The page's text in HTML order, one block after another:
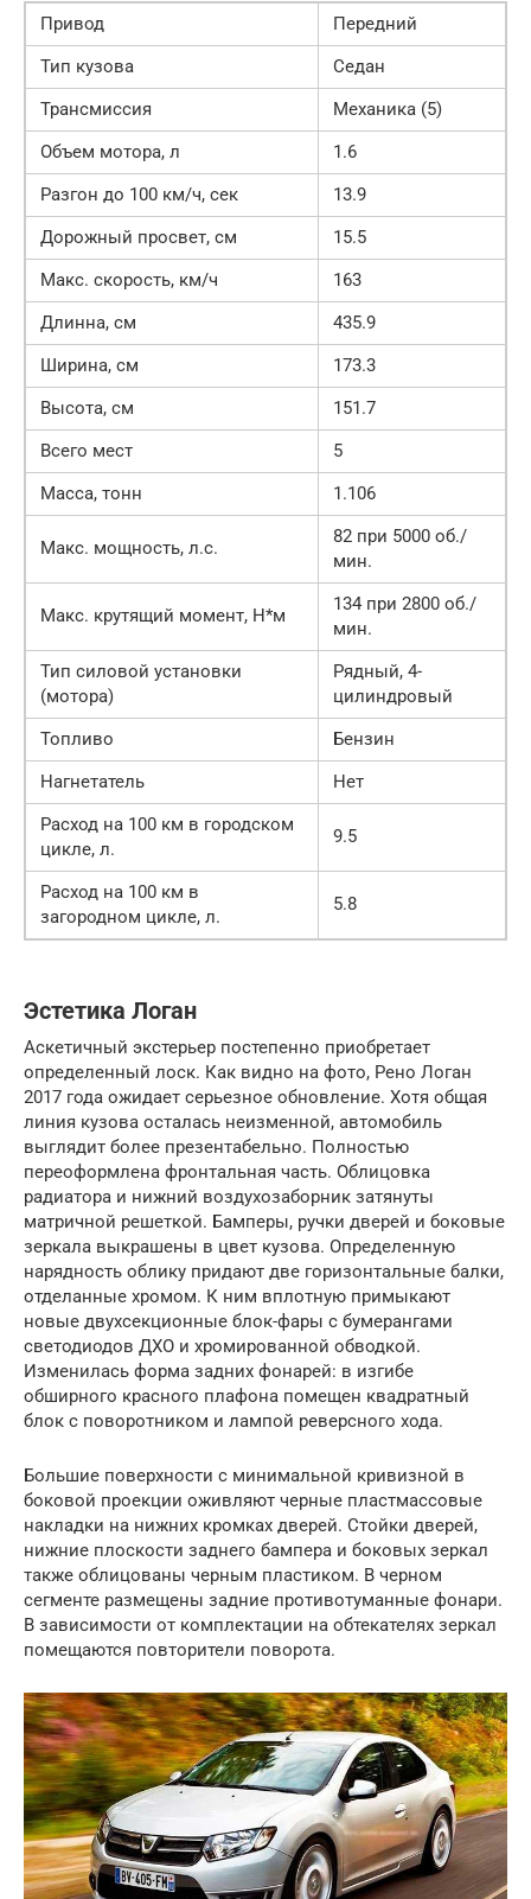
Привод
Передний
Тип кузова
Седан
Трансмиссия
Механика (5)
Объем мотора, л
1.6
Разгон до 100 км/ч, сек
13.9
Дорожный просвет, см
15.5
Макс. скорость, км/ч
163
Длинна, см
435.9
Ширина, см
173.3
Высота, см
151.7
Всего мест
5
Масса, тонн
1.106
Макс. мощность, л.с.
82 при 5000 об./
мин.
Макс. крутящий момент, Н*м
134 при 2800 об./
мин.
Тип силовой установки
(мотора)
Рядный, 4-
цилиндровый
Топливо
Бензин
Нагнетатель
Нет
Расход на 100 км в городском
цикле, л.
9.5
Расход на 100 км в
загородном цикле, л.
5.8
Эстетика Логан
Аскетичный экстерьер постепенно приобретает
определенный лоск. Как видно на фото, Рено Логан
2017 года ожидает серьезное обновление. Хотя общая
линия кузова осталась неизменной, автомобиль
выглядит более презентабельно. Полностью
переоформлена фронтальная часть. Облицовка
радиатора и нижний воздухозаборник затянуты
матричной решеткой. Бамперы, ручки дверей и боковые
зеркала выкрашены в цвет кузова. Определенную
нарядность облику придают две горизонтальные балки,
отделанные хромом. К ним вплотную примыкают
новые двухсекционные блок-фары с бумерангами
светодиодов ДХО и хромированной обводкой.
Изменилась форма задних фонарей: в изгибе
обширного красного плафона помещен квадратный
блок с поворотником и лампой реверсного хода.
Большие поверхности с минимальной кривизной в
боковой проекции оживляют черные пластмассовые
накладки на нижних кромках дверей. Стойки дверей,
нижние плоскости заднего бампера и боковых зеркал
также облицованы черным пластиком. В черном
сегменте размещены задние противотуманные фонари.
В зависимости от комплектации на обтекателях зеркал
помещаются повторители поворота.